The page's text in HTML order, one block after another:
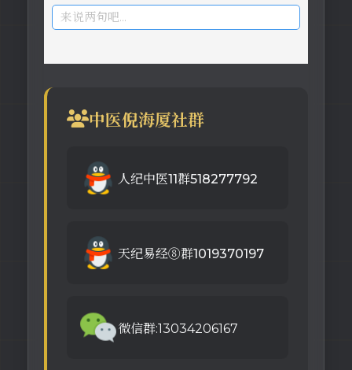
来说两句吧...
中医倪海厦社群
人纪中医11群518277792
天纪易经⑧群1019370197
微信群:13034206167